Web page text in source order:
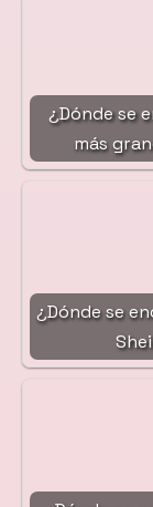
¿Dónde se
más
¿Dónde se